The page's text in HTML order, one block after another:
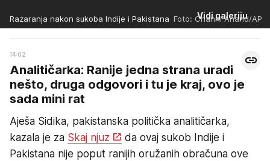
Vidi galeriju
Razaranja nakon sukoba Indije i Pakistana Foto: Channi Anand/AP
14:02
Analitičarka: Ranije jedna strana uradi
nešto, druga odgovori i tu je kraj, ovo je
sada mini rat
Aješa Sidika, pakistanska politička analitičarka,
kazala je za Skaj njuz
da ovaj sukob Indije i
Pakistana nije poput ranijih oružanih obračuna ove